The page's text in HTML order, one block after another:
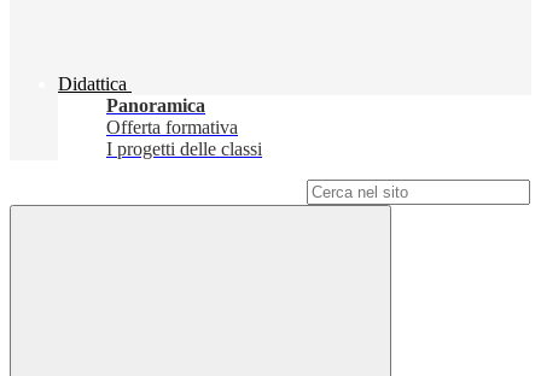
Didattica
Panoramica
Offerta formativa
I progetti delle classi